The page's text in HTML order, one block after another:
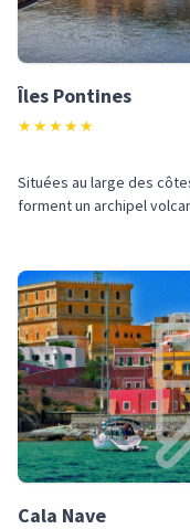
Îles Pontines
★★★★★
Situées au large des
forment un archipel
Cala Nave